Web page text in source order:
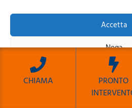
Accetta
Nega
Visualizza le
Cookie Policy
WhatsApp
CHIAMA
PRONTO